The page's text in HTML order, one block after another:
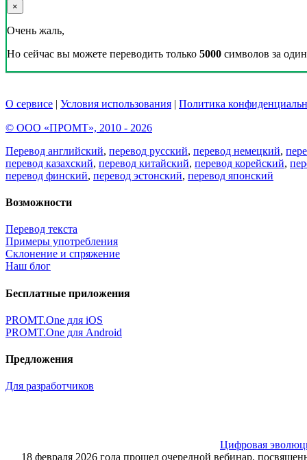
×
Очень жаль,
Но сейчас вы можете переводить только 5000 символов за один
О сервисе | Условия использования | Политика
© ООО «ПРОМТ», 2010 - 2026
Перевод английский, перевод русский, перевод немецкий,
перевод казахский, перевод китайский, перевод корейский,
перевод финский, перевод эстонский, перевод японский
Возможности
Перевод текста
Примеры употребления
Склонение и спряжение
Наш блог
Бесплатные приложения
PROMT.One для iOS
PROMT.One для Android
Предложения
Для разработчиков
Цифровая
18 февраля 2026 года прошел очередной вебинар,